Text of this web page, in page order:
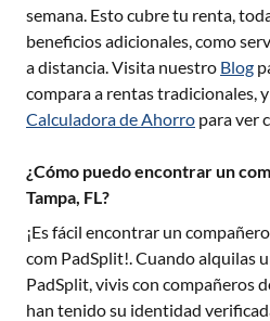
semana. Esto cubre tu renta,
beneficios adicionales, como
a distancia. Visita nuestro Blog
compara a rentas tradicionales,
Calculadora de Ahorro para ver
¿Cómo puedo encontrar un
Tampa, FL?
¡Es fácil encontrar un
com PadSplit!. Cuando alquilas
PadSplit, vivis con compañeros
han tenido su identidad